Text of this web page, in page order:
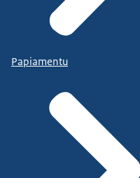
Papiamentu